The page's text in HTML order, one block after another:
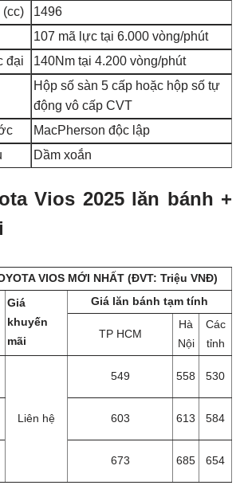
(cc)
1496
107 mã lực tại 6.000 vòng/phút
đại
140Nm tại 4.200 vòng/phút
Hộp số sàn 5 cấp hoặc hộp số tự
động vô cấp CVT
MacPherson độc lập
Dầm xoắn
Vios 2025 lăn bánh +
VIOS MỚI NHẤT (ĐVT: Triệu VNĐ)
Giá
khuyến
mãi
Giá lăn bánh tạm tính
TP HCM
Hà
Nội
Các
tỉnh
Liên hệ
549 558 530
603 613 584
673 685 654